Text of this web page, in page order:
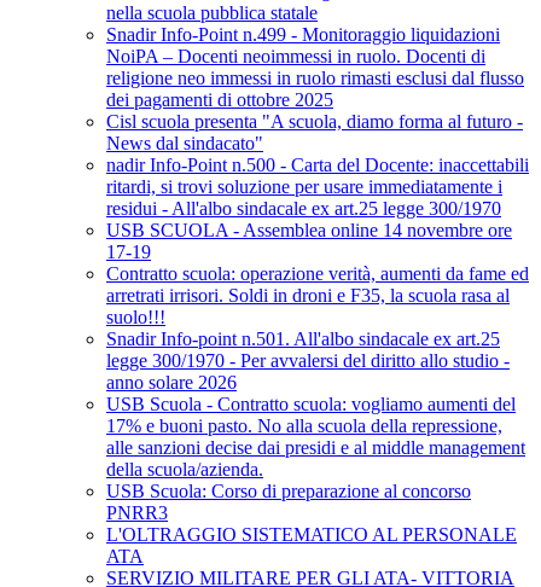
nella scuola pubblica statale
Snadir Info-Point n.499 - Monitoraggio liquidazioni
NoiPA – Docenti neoimmessi in ruolo. Docenti di
religione neo immessi in ruolo rimasti esclusi dal flusso
dei pagamenti di ottobre 2025
Cisl scuola presenta "A scuola, diamo forma al futuro -
News dal sindacato"
nadir Info-Point n.500 - Carta del Docente: inaccettabili
ritardi, si trovi soluzione per usare immediatamente i
residui - All'albo sindacale ex art.25 legge 300/1970
USB SCUOLA - Assemblea online 14 novembre ore
17-19
Contratto scuola: operazione verità, aumenti da fame ed
arretrati irrisori. Soldi in droni e F35, la scuola rasa al
suolo!!!
Snadir Info-point n.501. All'albo sindacale ex art.25
legge 300/1970 - Per avvalersi del diritto allo studio -
anno solare 2026
USB Scuola - Contratto scuola: vogliamo aumenti del
17% e buoni pasto. No alla scuola della repressione,
alle sanzioni decise dai presidi e al middle management
della scuola/azienda.
USB Scuola: Corso di preparazione al concorso
PNRR3
L'OLTRAGGIO SISTEMATICO AL PERSONALE
ATA
SERVIZIO MILITARE PER GLI ATA- VITTORIA